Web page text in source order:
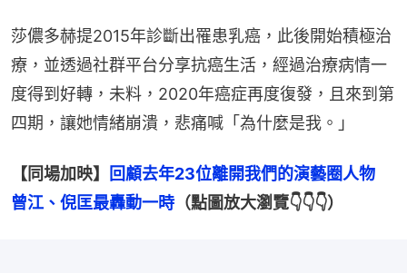
莎儂多赫提2015年診斷出罹患乳癌，此後開始積極治
療，並透過社群平台分享抗癌生活，經過治療病情一
度得到好轉，未料，2020年癌症再度復發，且來到第
四期，讓她情緒崩潰，悲痛喊「為什麼是我。」
【同場加映】
回顧去年23位離開我們的演藝圈人物
曾江、倪匡最轟動一時 （點圖放大瀏覽👇👇👇）